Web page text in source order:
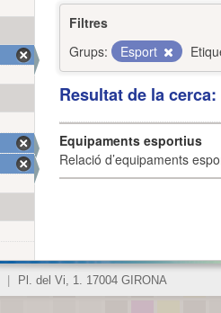
Filtres
Grups:
Esport
Resultat de la
Equipaments esportius
Relació d’equipaments
Pl. del Vi, 1. 17004 GIRONA